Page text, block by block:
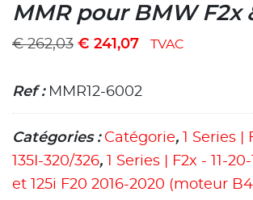
MMR pour BMW F2x
€262,03 € 241,07 TVAC
Ref : MMR12-6002
Catégories : Catégorie,
1 Series |
135I-320/326, 1 Series | F2x - 11-
et 125i F20 2016-2020 (moteur